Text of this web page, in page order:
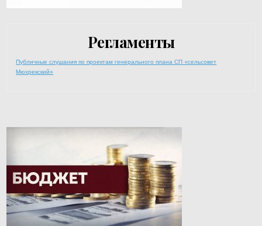
Регламенты
Публичные слушания по проектам генерального плана СП «сельсовет
Мюхрекский»